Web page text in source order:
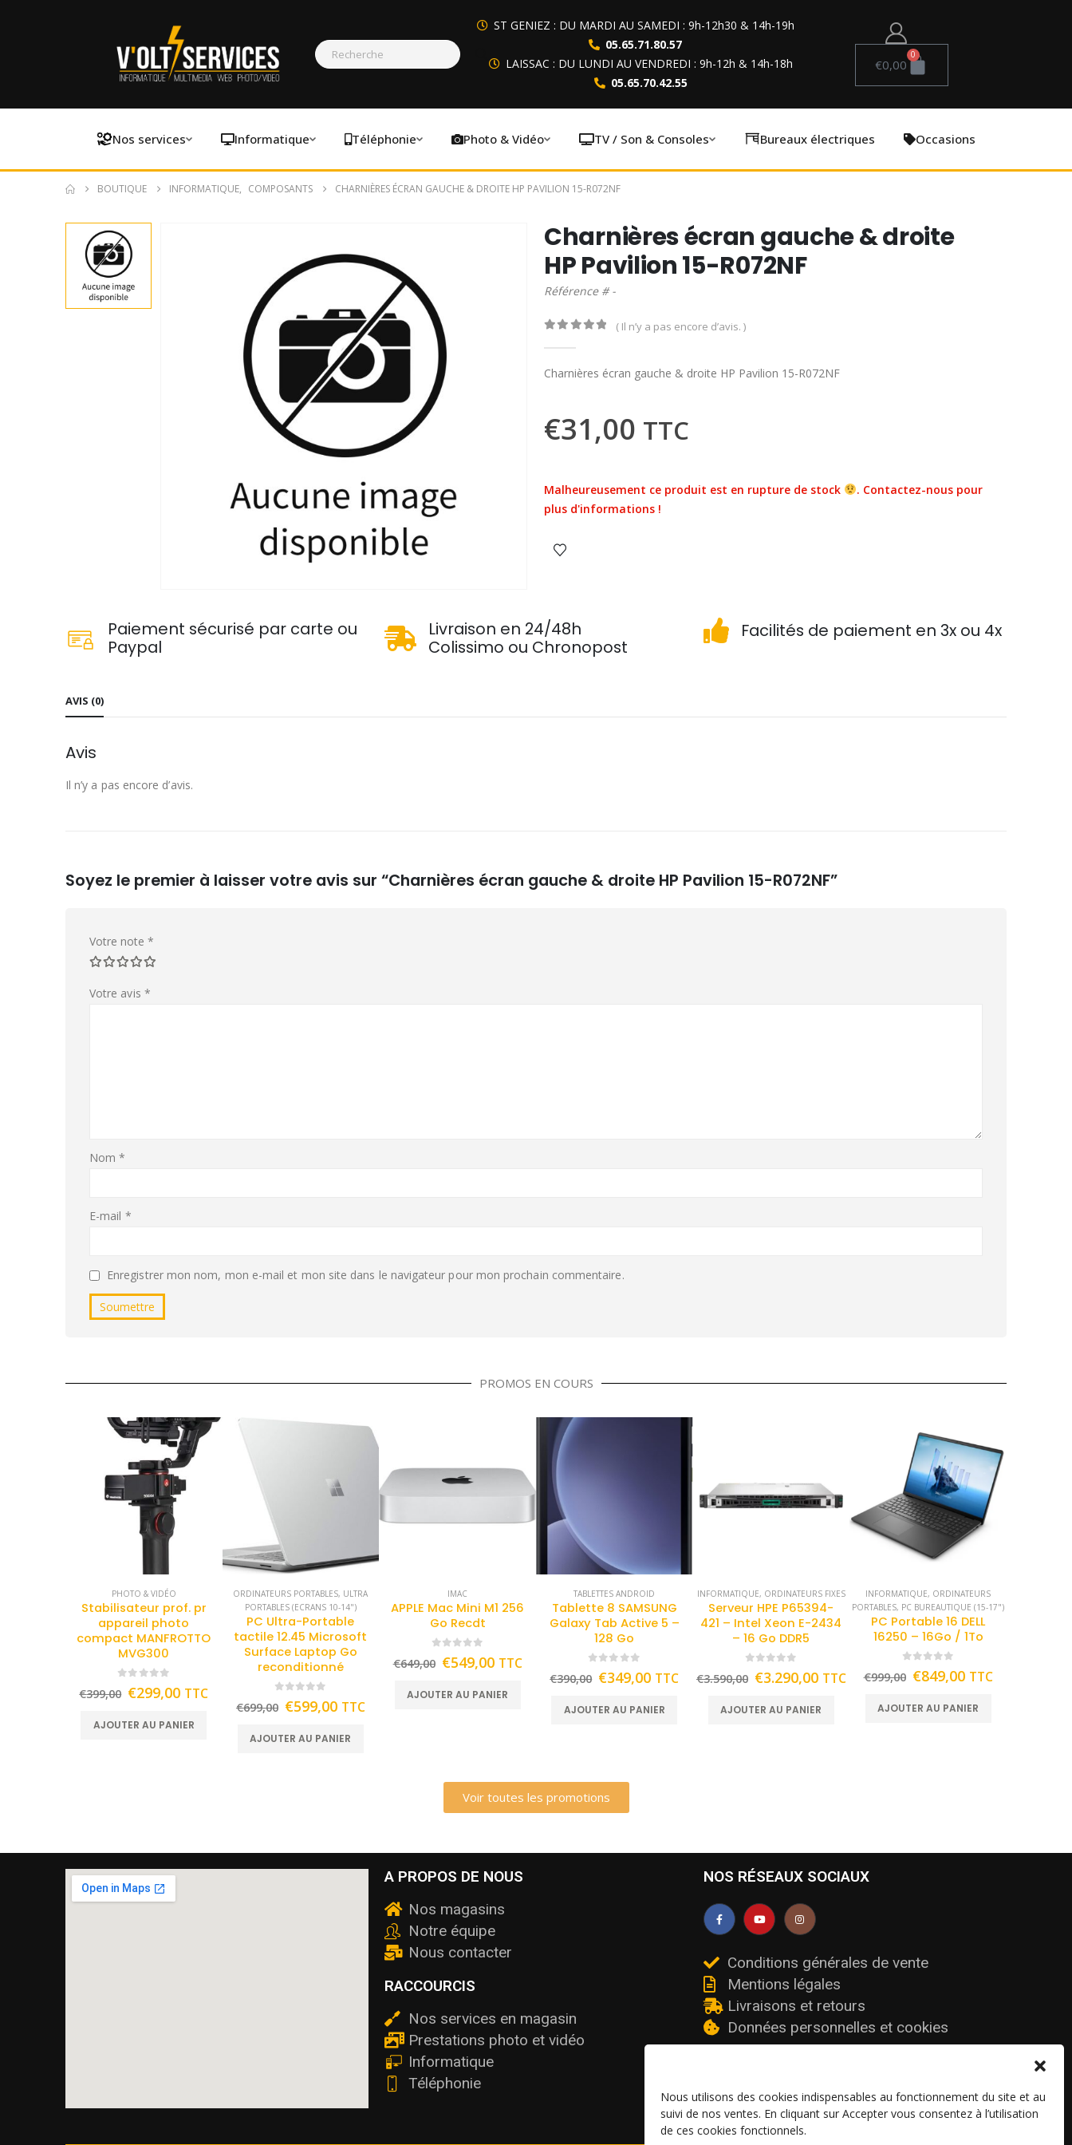
Nous utilisons des cookies indispensables au fonctionnement du site et au
suivi de nos ventes. En cliquant sur Accepter vous consentez à l’utilisation
de ces cookies fonctionnels.
ST GENIEZ : DU MARDI AU SAMEDI : 9h-12h30 & 14h-19h
05.65.71.80.57
LAISSAC : DU LUNDI AU VENDREDI : 9h-12h & 14h-18h
05.65.70.42.55
€0,00
0
Nos services Informatique Téléphonie Photo & Vidéo TV / Son & Consoles Bureaux électriques Occasions
BOUTIQUE INFORMATIQUE, COMPOSANTS CHARNIÈRES ÉCRAN GAUCHE & DROITE HP PAVILION 15-R072NF
Charnières écran gauche & droite
HP Pavilion 15-R072NF
Référence # -
( Il n’y a pas encore d’avis. )
Charnières écran gauche & droite HP Pavilion 15-R072NF
€31,00 TTC
Malheureusement ce produit est en rupture de stock
. Contactez-nous pour
plus d'informations !
Paiement sécurisé par carte ou
Paypal
Livraison en 24/48h
Colissimo ou Chronopost
Facilités de paiement en 3x ou 4x
AVIS (0)
Avis
Il n’y a pas encore d’avis.
Soyez le premier à laisser votre avis sur “Charnières écran gauche & droite HP Pavilion 15-R072NF”
Votre note *
Votre avis *
Nom*
E-mail *
Enregistrer mon nom, mon e-mail et mon site dans le navigateur pour mon prochain commentaire.
PROMOS EN COURS
PHOTO & VIDÉO
Stabilisateur prof. pr
appareil photo
compact MANFROTTO
MVG300
€399,00 €299,00 TTC
AJOUTER AU PANIER
ORDINATEURS PORTABLES, ULTRA
PORTABLES (ECRANS 10-14")
PC Ultra-Portable
tactile 12.45 Microsoft
Surface Laptop Go
reconditionné
€699,00 €599,00 TTC
AJOUTER AU PANIER
IMAC
APPLE Mac Mini M1 256
Go Recdt
€649,00 €549,00 TTC
AJOUTER AU PANIER
TABLETTES ANDROID
Tablette 8 SAMSUNG
Galaxy Tab Active 5 –
128 Go
€390,00 €349,00 TTC
AJOUTER AU PANIER
INFORMATIQUE, ORDINATEURS FIXES
Serveur HPE P65394-
421 – Intel Xeon E-2434
– 16 Go DDR5
€3.590,00 €3.290,00 TTC
AJOUTER AU PANIER
INFORMATIQUE, ORDINATEURS
PORTABLES, PC BUREAUTIQUE (15-17")
PC Portable 16 DELL
16250 – 16Go / 1To
€999,00 €849,00 TTC
AJOUTER AU PANIER
Voir toutes les promotions
A PROPOS DE NOUS
Nos magasins
Notre équipe
Nous contacter
RACCOURCIS
Nos services en magasin
Prestations photo et vidéo
Informatique
Téléphonie
NOS RÉSEAUX SOCIAUX
Conditions générales de vente
Mentions légales
Livraisons et retours
Données personnelles et cookies